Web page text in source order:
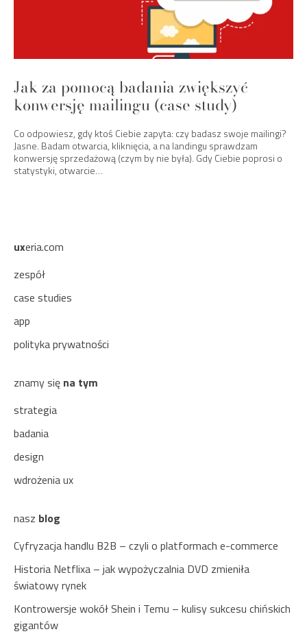
Jak za pomocą badania zwiększyć
konwersję mailingu (case study)
Co odpowiesz, gdy ktoś Ciebie zapyta: czy badasz swoje mailingi?
Jasne. Badam otwarcia, kliknięcia, a na landingu sprawdzam
konwersję sprzedażową (czym by nie była). Gdy Ciebie poprosi o
statystyki, otwarcie…
uxeria.com
zespół
case studies
app
polityka prywatności
znamy się na tym
strategia
badania
design
wdrożenia ux
nasz blog
Cyfryzacja handlu B2B – czyli o platformach e-commerce
Historia Netflixa – jak wypożyczalnia DVD zmieniła
światowy rynek
Kontrowersje wokół Shein i Temu – kulisy sukcesu chińskich
gigantów